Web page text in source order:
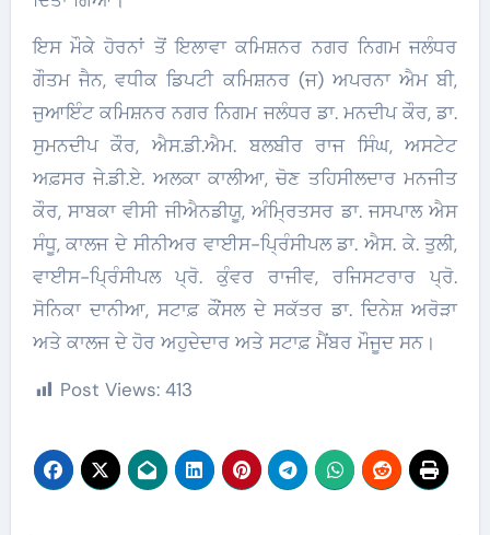
ਇਸ ਮੌਕੇ ਹੋਰਨਾਂ ਤੋਂ ਇਲਾਵਾ ਕਮਿਸ਼ਨਰ ਨਗਰ ਨਿਗਮ ਜਲੰਧਰ
ਗੌਤਮ ਜੈਨ, ਵਧੀਕ ਡਿਪਟੀ ਕਮਿਸ਼ਨਰ (ਜ) ਅਪਰਨਾ ਐਮ ਬੀ,
ਜੁਆਇੰਟ ਕਮਿਸ਼ਨਰ ਨਗਰ ਨਿਗਮ ਜਲੰਧਰ ਡਾ. ਮਨਦੀਪ ਕੌਰ, ਡਾ.
ਸੁਮਨਦੀਪ ਕੌਰ, ਐਸ.ਡੀ.ਐਮ. ਬਲਬੀਰ ਰਾਜ ਸਿੰਘ, ਅਸਟੇਟ
ਅਫ਼ਸਰ ਜੇ.ਡੀ.ਏ. ਅਲਕਾ ਕਾਲੀਆ, ਚੋਣ ਤਹਿਸੀਲਦਾਰ ਮਨਜੀਤ
ਕੌਰ, ਸਾਬਕਾ ਵੀਸੀ ਜੀਐਨਡੀਯੂ, ਅੰਮ੍ਰਿਤਸਰ ਡਾ. ਜਸਪਾਲ ਐਸ
ਸੰਧੂ, ਕਾਲਜ ਦੇ ਸੀਨੀਅਰ ਵਾਈਸ-ਪ੍ਰਿੰਸੀਪਲ ਡਾ. ਐਸ. ਕੇ. ਤੁਲੀ,
ਵਾਈਸ-ਪ੍ਰਿੰਸੀਪਲ ਪ੍ਰੋ. ਕੁੰਵਰ ਰਾਜੀਵ, ਰਜਿਸਟਰਾਰ ਪ੍ਰੋ.
ਸੋਨਿਕਾ ਦਾਨੀਆ, ਸਟਾਫ਼ ਕੌਂਸਲ ਦੇ ਸਕੱਤਰ ਡਾ. ਦਿਨੇਸ਼ ਅਰੋੜਾ
ਅਤੇ ਕਾਲਜ ਦੇ ਹੋਰ ਅਹੁਦੇਦਾਰ ਅਤੇ ਸਟਾਫ਼ ਮੈਂਬਰ ਮੌਜੂਦ ਸਨ।
Post Views: 413